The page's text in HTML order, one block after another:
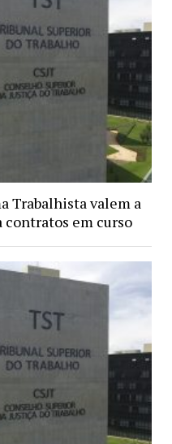
Trabalhista valem a
contratos em curso